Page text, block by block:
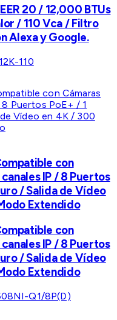
20 / 12,000 BTUs
/ 110 Vca / Filtro
Alexa y Google.
110
con
IP / 8 Puertos
/ Salida de Vídeo
Extendido
con
IP / 8 Puertos
/ Salida de Vídeo
Extendido
Q1/8P(D)